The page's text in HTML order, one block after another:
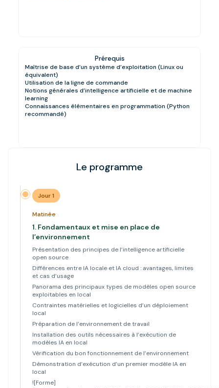
Prérequis
Maîtrise de base d’un système d’exploitation (Linux ou
équivalent)
Utilisation de la ligne de commande
Notions générales d’intelligence artificielle et de machine
learning
Connaissances élémentaires en programmation (Python
recommandé)
Le programme
Jour 1
Matinée
1. Fondamentaux et mise en place de
l’environnement
Présentation des principes de l’intelligence artificielle
open source
Différences entre IA locale et IA cloud : avantages, limites
et cas d’usage
Panorama des principaux types de modèles open source
exploitables en local
Contraintes matérielles et logicielles d’un déploiement
local
Préparation de l’environnement de travail
Installation des outils nécessaires à l’exécution de
modèles IA en local
Vérification du bon fonctionnement de l’environnement
Démonstration d’exécution d’un premier modèle IA en
local
![Forme]